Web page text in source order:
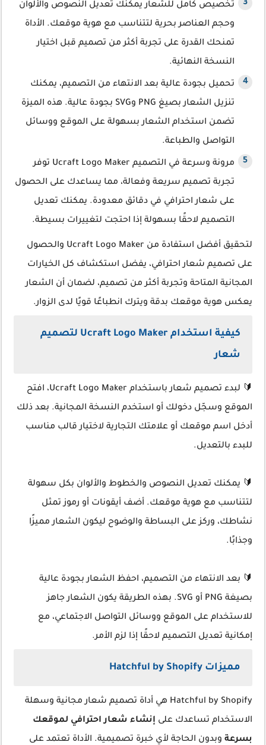
تخصيص كامل للشعار يمكنك تعديل النصوص والألوان
وحجم العناصر بحرية لتتناسب مع هوية موقعك. الأداة
تمنحك القدرة على تجربة أكثر من تصميم قبل اختيار
النسخة النهائية.
تحميل بجودة عالية بعد الانتهاء من التصميم، يمكنك
تنزيل الشعار بصيغ PNG وSVG بجودة عالية. هذه الميزة
تضمن استخدام الشعار بسهولة على الموقع ووسائل
التواصل والطباعة.
مرونة وسرعة في التصميم Ucraft Logo Maker توفر
تجربة تصميم سريعة وفعالة، مما يساعدك على الحصول
على شعار احترافي في دقائق معدودة. يمكنك تعديل
التصميم لاحقًا بسهولة إذا احتجت لتغييرات بسيطة.
لتحقيق أفضل استفادة من Ucraft Logo Maker والحصول
على تصميم شعار احترافي، يفضل استكشاف كل الخيارات
المجانية المتاحة وتجربة أكثر من تصميم، لضمان أن الشعار
يعكس هوية موقعك بدقة ويترك انطباعًا قويًا لدى الزوار.
كيفية استخدام Ucraft Logo Maker لتصميم
شعار
🔰 لبدء تصميم شعار باستخدام Ucraft Logo Maker، افتح
الموقع وسجّل دخولك أو استخدم النسخة المجانية. بعد ذلك
أدخل اسم موقعك أو علامتك التجارية لاختيار قالب مناسب
للبدء بالتعديل.
🔰 يمكنك تعديل النصوص والخطوط والألوان بكل سهولة
لتتناسب مع هوية موقعك. أضف أيقونات أو رموز تمثل
نشاطك، وركز على البساطة والوضوح ليكون الشعار مميزًا
وجذابًا.
🔰 بعد الانتهاء من التصميم، احفظ الشعار بجودة عالية
بصيغة PNG أو SVG. بهذه الطريقة يكون الشعار جاهز
للاستخدام على الموقع ووسائل التواصل الاجتماعي، مع
إمكانية تعديل التصميم لاحقًا إذا لزم الأمر.
مميزات Hatchful by Shopify
Hatchful by Shopify هي أداة تصميم شعار مجانية وسهلة
الاستخدام تساعدك على إنشاء شعار احترافي لموقعك
بسرعة وبدون الحاجة لأي خبرة تصميمية. الأداة تعتمد على